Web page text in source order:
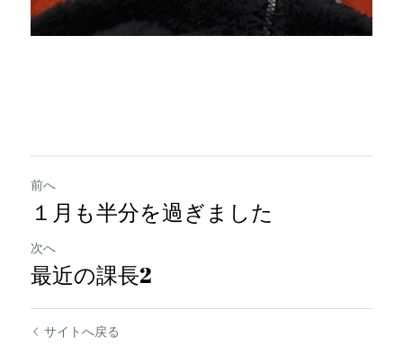
前へ
１月も半分を過ぎました
次へ
最近の課長2
サイトへ戻る